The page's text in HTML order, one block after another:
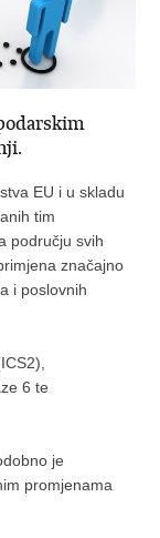
EU i u skladu
tim
području svih
značajno
i poslovnih
6 te
je
promjenama